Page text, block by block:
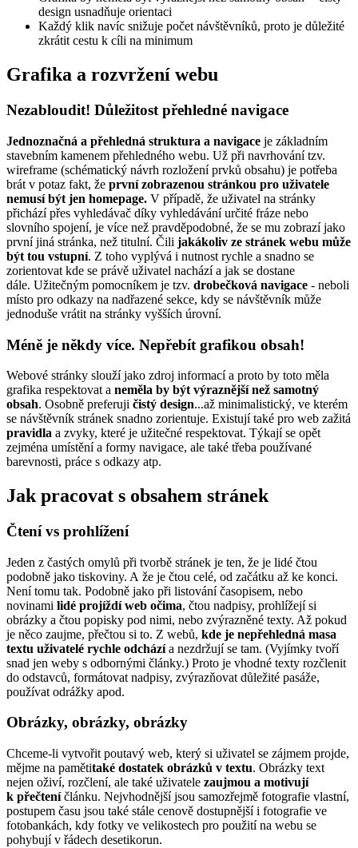
design usnadňuje orientaci
Každý klik navíc snižuje počet návštěvníků, proto je důležité
zkrátit cestu k cíli na minimum
Grafika a rozvržení webu
Nezabloudit! Důležitost přehledné navigace
Jednoznačná a přehledná struktura a navigace je základním
stavebním kamenem přehledného webu. Už při navrhování tzv.
wireframe (schématický návrh rozložení prvků obsahu) je potřeba
brát v potaz fakt, že první zobrazenou stránkou pro uživatele
nemusí být jen homepage. V případě, že uživatel na stránky
přichází přes vyhledávač díky vyhledávání určité fráze nebo
slovního spojení, je více než pravděpodobné, že se mu zobrazí jako
první jiná stránka, než titulní. Čili jakákoliv ze stránek webu může
být tou vstupní. Z toho vyplývá i nutnost rychle a snadno se
zorientovat kde se právě uživatel nachází a jak se dostane
dále. Užitečným pomocníkem je tzv. drobečková navigace - neboli
místo pro odkazy na nadřazené sekce, kdy se návštěvník může
jednoduše vrátit na stránky vyšších úrovní.
Méně je někdy více. Nepřebít grafikou obsah!
Webové stránky slouží jako zdroj informací a proto by toto měla
grafika respektovat a neměla by být výraznější než samotný
obsah. Osobně preferuji čistý design...až minimalistický, ve kterém
se návštěvník stránek snadno zorientuje. Existují také pro web zažitá
pravidla a zvyky, které je užitečné respektovat. Týkají se opět
zejména umístění a formy navigace, ale také třeba používané
barevnosti, práce s odkazy atp.
Jak pracovat s obsahem stránek
Čtení vs prohlížení
Jeden z častých omylů při tvorbě stránek je ten, že je lidé čtou
podobně jako tiskoviny. A že je čtou celé, od začátku až ke konci.
Není tomu tak. Podobně jako při listování časopisem, nebo
novinami lidé projíždí web očima, čtou nadpisy, prohlížejí si
obrázky a čtou popisky pod nimi, nebo zvýrazněné texty. Až pokud
je něco zaujme, přečtou si to. Z webů, kde je nepřehledná masa
textu uživatelé rychle odcházía nezdržují se tam. (Vyjímky tvoří
snad jen weby s odbornými články.) Proto je vhodné texty rozčlenit
do odstavců, formátovat nadpisy, zvýrazňovat důležité pasáže,
používat odrážky apod.
Obrázky, obrázky, obrázky
Chceme-li vytvořit poutavý web, který si uživatel se zájmem projde,
mějme na pamětitaké dostatek obrázků v textu. Obrázky text
nejen oživí, rozčlení, ale také uživatele zaujmou a motivují
k přečteníčlánku. Nejvhodnější jsou samozřejmě fotografie vlastní,
postupem času jsou také stále cenově dostupnější i fotografie ve
fotobankách, kdy fotky ve velikostech pro použití na webu se
pohybují v řádech desetikorun.